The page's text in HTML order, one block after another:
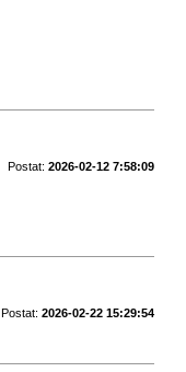
Postat: 2026-02-12 7:58:09
Postat: 2026-02-22 15:29:54